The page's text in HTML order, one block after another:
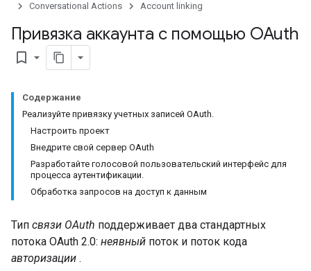
Conversational Actions
Account linking
Привязка аккаунта с помощью OAuth
bookmark_border
Содержание
Реализуйте привязку учетных записей OAuth.
Настроить проект
Внедрите свой сервер OAuth
Разработайте голосовой пользовательский интерфейс для
процесса аутентификации.
Обработка запросов на доступ к данным
Тип связи OAuth поддерживает два стандартных
потока OAuth 2.0: неявный поток и поток кода
авторизации .